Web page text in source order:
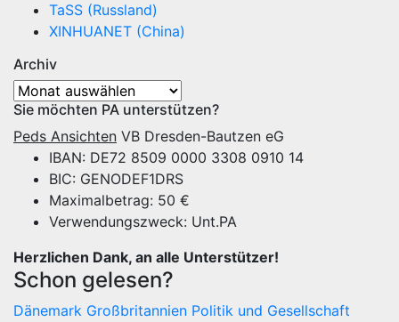
TaSS (Russland)
XINHUANET (China)
Archiv
Archiv
Sie möchten PA unterstützen?
Peds Ansichten VB Dresden-Bautzen eG
IBAN: DE72 8509 0000 3308 0910 14
BIC: GENODEF1DRS
Maximalbetrag: 50 €
Verwendungszweck: Unt.PA
Herzlichen Dank, an alle Unterstützer!
Schon gelesen?
Dänemark Großbritannien Politik und Gesellschaft